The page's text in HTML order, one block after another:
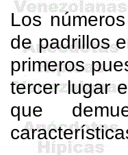
Los
de padrillos
primeros
tercer lugar
que